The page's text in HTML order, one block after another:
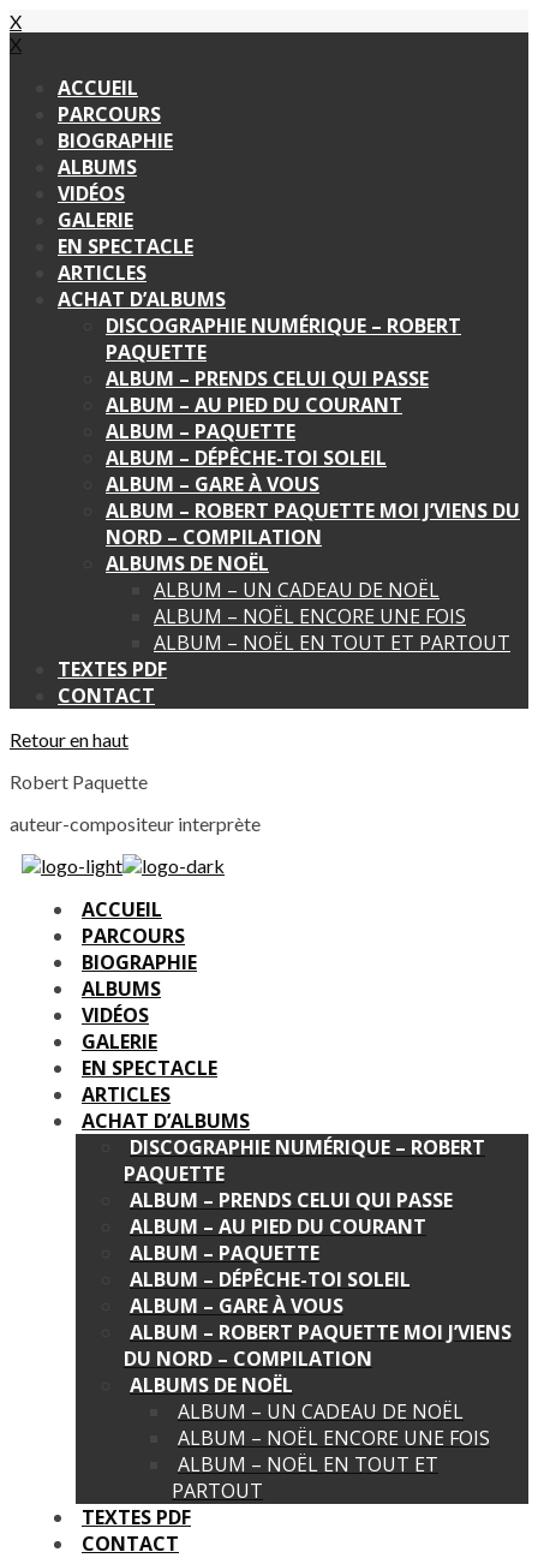
X
X
ACCUEIL
PARCOURS
BIOGRAPHIE
ALBUMS
VIDÉOS
GALERIE
EN SPECTACLE
ARTICLES
ACHAT D’ALBUMS
DISCOGRAPHIE NUMÉRIQUE – ROBERT
PAQUETTE
ALBUM – PRENDS CELUI QUI PASSE
ALBUM – AU PIED DU COURANT
ALBUM – PAQUETTE
ALBUM – DÉPÊCHE-TOI SOLEIL
ALBUM – GARE À VOUS
ALBUM – ROBERT PAQUETTE MOI J’VIENS DU
NORD – COMPILATION
ALBUMS DE NOËL
ALBUM – UN CADEAU DE NOËL
ALBUM – NOËL ENCORE UNE FOIS
ALBUM – NOËL EN TOUT ET PARTOUT
TEXTES PDF
CONTACT
Retour en haut
Robert Paquette
auteur-compositeur interprète
ACCUEIL
PARCOURS
BIOGRAPHIE
ALBUMS
VIDÉOS
GALERIE
EN SPECTACLE
ARTICLES
ACHAT D’ALBUMS
DISCOGRAPHIE NUMÉRIQUE – ROBERT
PAQUETTE
ALBUM – PRENDS CELUI QUI PASSE
ALBUM – AU PIED DU COURANT
ALBUM – PAQUETTE
ALBUM – DÉPÊCHE-TOI SOLEIL
ALBUM – GARE À VOUS
ALBUM – ROBERT PAQUETTE MOI J’VIENS
DU NORD – COMPILATION
ALBUMS DE NOËL
ALBUM – UN CADEAU DE NOËL
ALBUM – NOËL ENCORE UNE FOIS
ALBUM – NOËL EN TOUT ET
PARTOUT
TEXTES PDF
CONTACT